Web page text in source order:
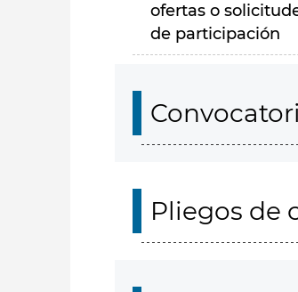
ofertas o
de participación
Pliegos de